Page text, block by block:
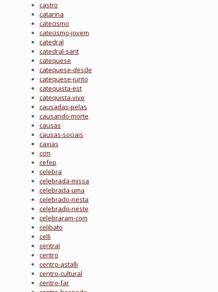
castro
catarina
catecismo
catecismo-jovem
catedral
catedral-sant
catequese
catequese-desde
catequese-junto
catequista-est
catequista-vive
causadas-pelas
causando-morte
causas
causas-sociais
caxias
ccm
cefep
celebra
celebrada-missa
celebrada-uma
celebrado-nesta
celebrado-neste
celebraram-com
celibato
celli
central
centro
centro-astalli
centro-cultural
centro-far